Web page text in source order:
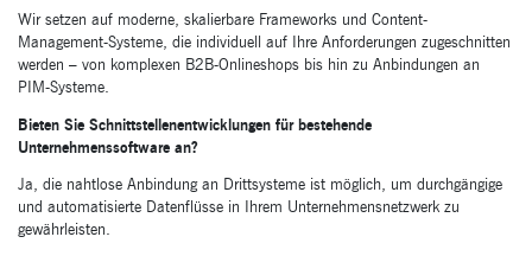
Wir setzen auf moderne, skalierbare Frameworks und Content-
Management-Systeme, die individuell auf Ihre Anforderungen zugeschnitten
werden – von komplexen B2B-Onlineshops bis hin zu Anbindungen an
PIM-Systeme.
Bieten Sie Schnittstellenentwicklungen für bestehende
Unternehmenssoftware an?
Ja, die nahtlose Anbindung an Drittsysteme ist möglich, um durchgängige
und automatisierte Datenflüsse in Ihrem Unternehmensnetzwerk zu
gewährleisten.